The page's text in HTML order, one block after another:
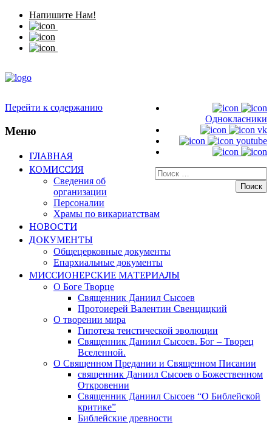
Напишите Нам!
Однокласники
vk
youtube
Искать:
Перейти к содержанию
Меню
ГЛАВНАЯ
КОМИССИЯ
Сведения об
организации
Персоналии
Храмы по викариатствам
НОВОСТИ
ДОКУМЕНТЫ
Общецерковные документы
Епархиальные документы
МИССИОНЕРСКИЕ МАТЕРИАЛЫ
О Боге Творце
Священник Даниил Сысоев
Протоиерей Валентин Свенцицкий
О творении мира
Гипотеза теистической эволюции
Священник Даниил Сысоев. Бог – Творец
Вселенной.
О Священном Предании и Священном Писании
священник Даниил Сысоев о Божественном
Откровении
Священник Даниил Сысоев “О Библейской
критике”
Библейские древности